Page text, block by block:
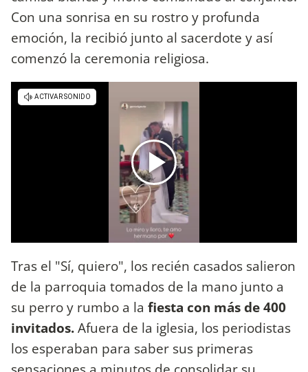
Con una sonrisa en su rostro y profunda
emoción, la recibió junto al sacerdote y así
comenzó la ceremonia religiosa.
Tras el "Sí, quiero", los recién casados salieron
de la parroquia tomados de la mano junto a
su perro y rumbo a la fiesta con más de 400
invitados.Afuera de la iglesia, los periodistas
los esperaban para saber sus primeras